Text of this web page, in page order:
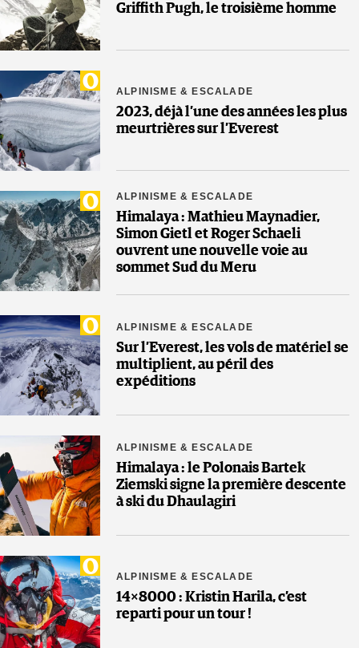
Griffith Pugh, le troisième homme
ALPINISME & ESCALADE
2023, déjà l’une des années les plus
meurtrières sur l’Everest
ALPINISME & ESCALADE
Himalaya : Mathieu Maynadier,
Simon Gietl et Roger Schaeli
ouvrent une nouvelle voie au
sommet Sud du Meru
ALPINISME & ESCALADE
Sur l’Everest, les vols de matériel se
multiplient, au péril des
expéditions
ALPINISME & ESCALADE
Himalaya : le Polonais Bartek
Ziemski signe la première descente
à ski du Dhaulagiri
ALPINISME & ESCALADE
14×8000 : Kristin Harila, c’est
reparti pour un tour !